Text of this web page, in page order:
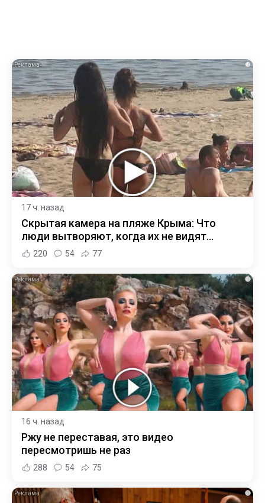
i
17 ч. назад
Скрытая камера на пляже Крыма: Что
люди вытворяют, когда их не видят...
220 54 77
i
16 ч. назад
Ржу не переставая, это видео
пересмотришь не раз
288 54 75
i